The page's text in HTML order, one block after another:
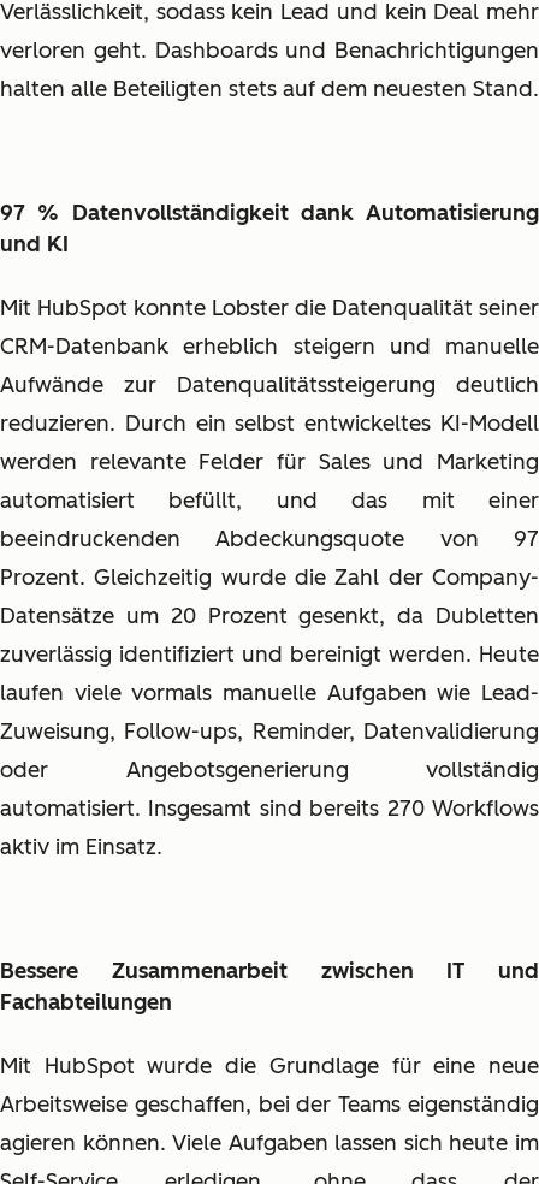
Verlässlichkeit, sodass kein Lead und kein Deal mehr
verloren geht. Dashboards und Benachrichtigungen
halten alle Beteiligten stets auf dem neuesten Stand.
97 % Datenvollständigkeit dank Automatisierung
und KI
Mit HubSpot konnte Lobster die Datenqualität seiner
CRM-Datenbank erheblich steigern und manuelle
Aufwände zur Datenqualitätssteigerung deutlich
reduzieren. Durch ein selbst entwickeltes KI-Modell
werden relevante Felder für Sales und Marketing
automatisiert befüllt, und das mit einer
beeindruckenden Abdeckungsquote von 97
Prozent. Gleichzeitig wurde die Zahl der Company-
Datensätze um 20 Prozent gesenkt, da Dubletten
zuverlässig identifiziert und bereinigt werden. Heute
laufen viele vormals manuelle Aufgaben wie Lead-
Zuweisung, Follow-ups, Reminder, Datenvalidierung
oder Angebotsgenerierung vollständig
automatisiert. Insgesamt sind bereits 270 Workflows
aktiv im Einsatz.
Bessere Zusammenarbeit zwischen IT und
Fachabteilungen
Mit HubSpot wurde die Grundlage für eine neue
Arbeitsweise geschaffen, bei der Teams eigenständig
agieren können. Viele Aufgaben lassen sich heute im